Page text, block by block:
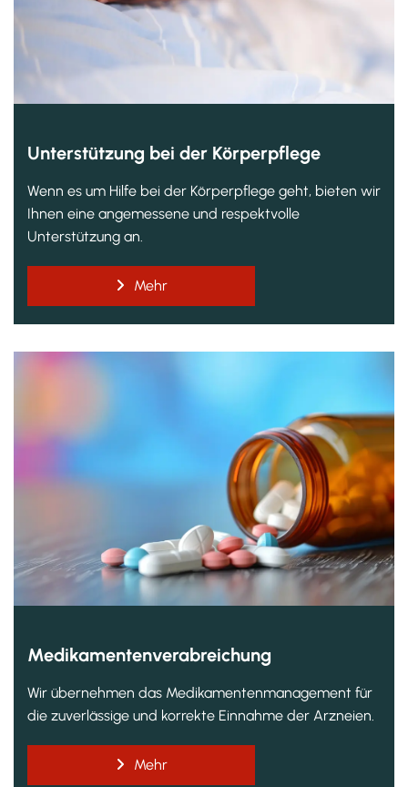
Unterstützung bei der Körperpflege
Wenn es um Hilfe bei der Körperpflege geht, bieten wir
Ihnen eine angemessene und respektvolle
Unterstützung an.
Mehr
Medikamentenverabreichung
Wir übernehmen das Medikamentenmanagement für
die zuverlässige und korrekte Einnahme der Arzneien.
Mehr